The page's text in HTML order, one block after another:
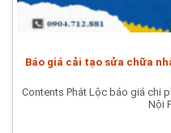
Báo giá cải tạo sửa chữa
Contents Phát Lộc báo giá chi
Nội